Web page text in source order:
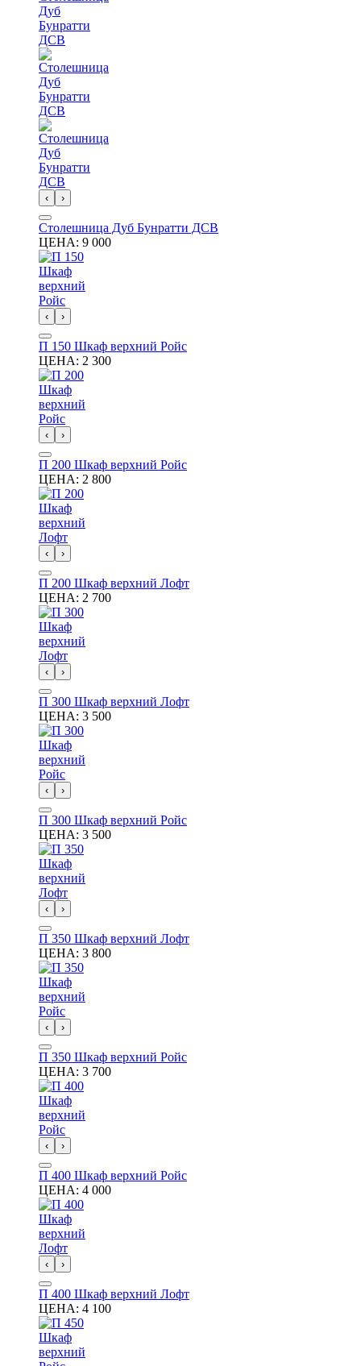
‹ ›
Столешница Дуб Бунратти ДСВ
ЦЕНА: 9 000
‹ ›
П 150 Шкаф верхний Ройс
ЦЕНА: 2 300
‹ ›
П 200 Шкаф верхний Ройс
ЦЕНА: 2 800
‹ ›
П 200 Шкаф верхний Лофт
ЦЕНА: 2 700
‹ ›
П 300 Шкаф верхний Лофт
ЦЕНА: 3 500
‹ ›
П 300 Шкаф верхний Ройс
ЦЕНА: 3 500
‹ ›
П 350 Шкаф верхний Лофт
ЦЕНА: 3 800
‹ ›
П 350 Шкаф верхний Ройс
ЦЕНА: 3 700
‹ ›
П 400 Шкаф верхний Ройс
ЦЕНА: 4 000
‹ ›
П 400 Шкаф верхний Лофт
ЦЕНА: 4 100